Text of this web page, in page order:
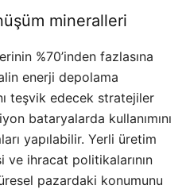
mineralleri
%70’inden fazlasına
enerji depolama
teşvik edecek stratejiler
bataryalarda kullanımını
yapılabilir. Yerli üretim
ve ihracat politikalarının
pazardaki konumunu